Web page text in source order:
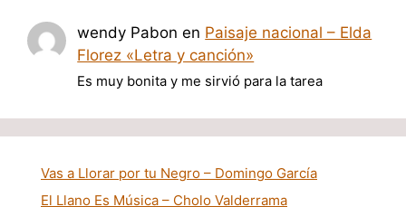
wendy Pabon en Paisaje nacional – Elda
Florez «Letra y canción»
Es muy bonita y me sirvió para la tarea
Vas a Llorar por tu Negro – Domingo García
El Llano Es Música – Cholo Valderrama